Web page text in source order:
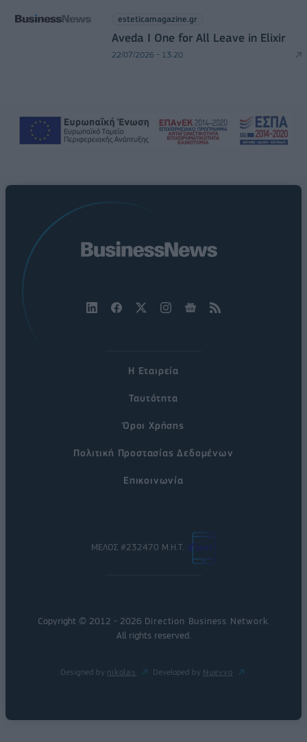
esteticamagazine.gr
Aveda I One for All Leave in Elixir
22/07/2026 - 13:20
Η Εταιρεία
Ταυτότητα
Όροι Χρήσης
Πολιτική Προστασίας Δεδομένων
Επικοινωνία
ΜΕΛΟΣ #232470 Μ.Η.Τ.
Copyright © 2012 - 2026 Direction Business Network
All rights reserved.
Designed by nikolas Developed by Nuevvo